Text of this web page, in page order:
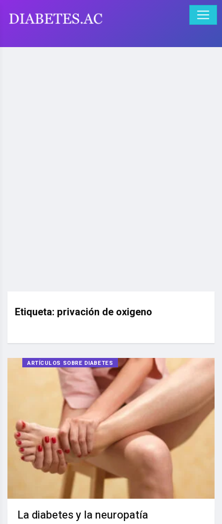
Etiqueta: privación de oxigeno
ARTÍCULOS SOBRE DIABETES
La diabetes y la neuropatía